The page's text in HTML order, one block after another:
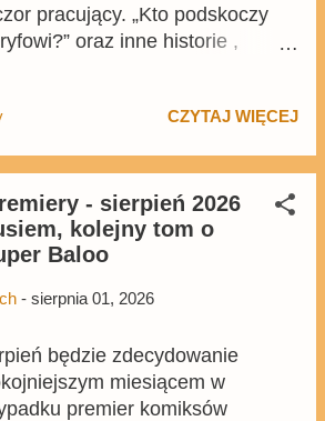
pracujący. „Kto podskoczy
oraz inne historie ,
trafi do sprzedaży 26 sierpnia
też pewną bardzo słynną
długą opowieść Roty.
są także niezbyt miłe
Cena okładkowa 324-
już można je zakupić w
CZYTAJ WIĘCEJ
- sierpień 2026
kolejny tom o
Baloo
- sierpnia 01, 2026
będzie zdecydowanie
miesiącem w
premier komiksów